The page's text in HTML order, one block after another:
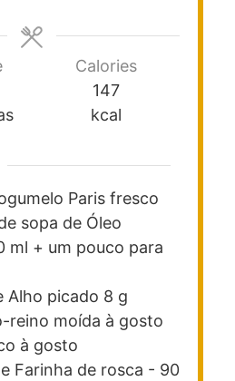
Calories
147
kcal
Paris fresco
sopa de Óleo
ml + um pouco para
Alho picado 8 g
reino moída à gosto
à gosto
Farinha de rosca - 90